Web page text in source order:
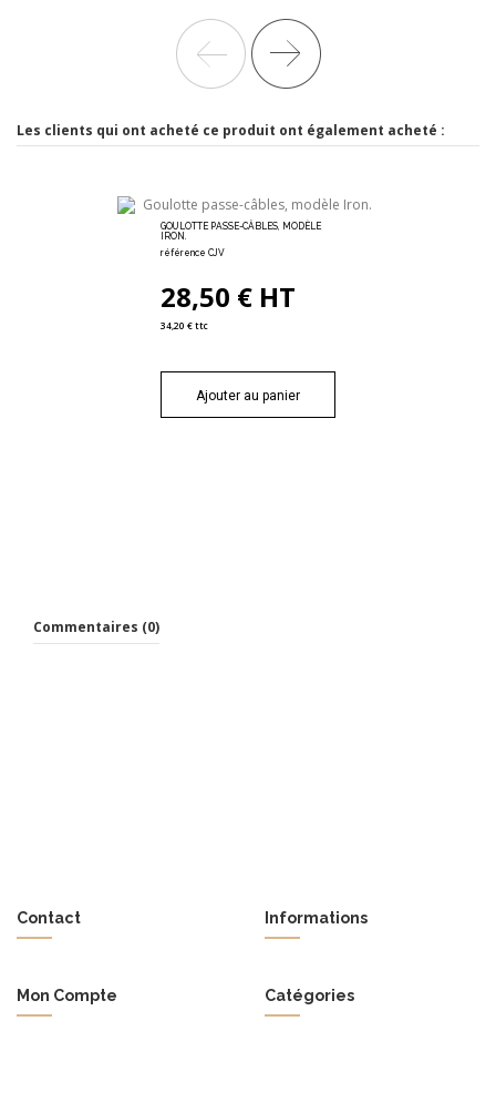
référence 446.473
66,21 € ttc
Les clients qui ont acheté ce produit ont également acheté :
GOULOTTE PASSE-CÂBLES, MODÈLE
IRON.
référence CJV
28,50 € HT
34,20 € ttc
Ajouter au panier
Commentaires (0)
Contact Informations
Mon Compte Catégories